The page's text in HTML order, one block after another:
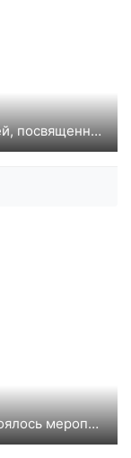
Мероприятие для замещающих семей, посвященное 23 февраля "К защите Родины готов"
В ОКУ «Центр сопровождения» состоялось мероприятие «Татьянин день»